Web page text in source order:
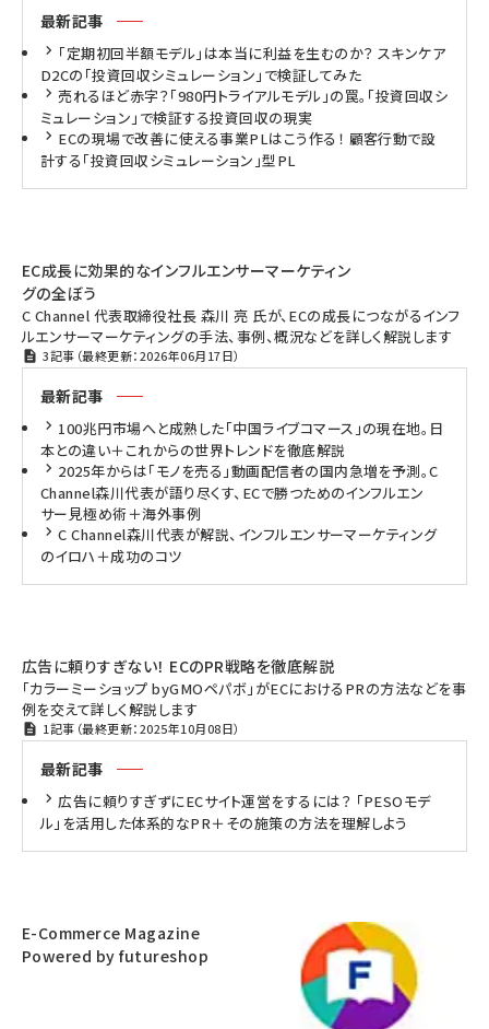
最新記事
「定期初回半額モデル」は本当に利益を生むのか？ スキンケア
D2Cの「投資回収シミュレーション」で検証してみた
売れるほど赤字？「980円トライアルモデル」の罠。「投資回収シ
ミュレーション」で検証する投資回収の現実
ECの現場で改善に使える事業PLはこう作る！ 顧客行動で設
計する「投資回収シミュレーション」型PL
EC成長に効果的なインフルエンサーマーケティン
グの全ぼう
C Channel 代表取締役社長 森川 亮 氏が、ECの成長につながるインフ
ルエンサーマーケティングの手法、事例、概況などを詳しく解説します
3記事（最終更新：2026年06月17日）
最新記事
100兆円市場へと成熟した「中国ライブコマース」の現在地。日
本との違い＋これからの世界トレンドを徹底解説
2025年からは「モノを売る」動画配信者の国内急増を予測。C
Channel森川代表が語り尽くす、ECで勝つためのインフルエン
サー見極め術＋海外事例
C Channel森川代表が解説、インフルエンサーマーケティング
のイロハ＋成功のコツ
広告に頼りすぎない！ ECのPR戦略を徹底解説
「カラーミーショップ byGMOペパボ」がECにおけるPRの方法などを事
例を交えて詳しく解説します
1記事（最終更新：2025年10月08日）
最新記事
広告に頼りすぎずにECサイト運営をするには？ 「PESOモデ
ル」を活用した体系的なPR＋その施策の方法を理解しよう
E-Commerce Magazine
Powered by futureshop